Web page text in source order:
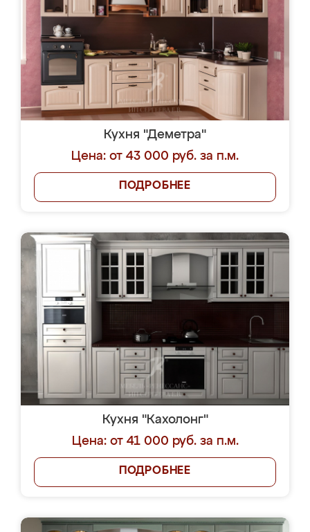
Кухня "Деметра"
Цена: от 43 000 руб. за п.м.
ПОДРОБНЕЕ
Кухня "Кахолонг"
Цена: от 41 000 руб. за п.м.
ПОДРОБНЕЕ